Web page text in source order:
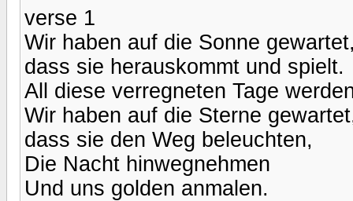
verse 1
Wir haben auf die Sonne
dass sie herauskommt und spielt.
All diese verregneten Tage
Wir haben auf die Sterne
dass sie den Weg beleuchten,
Die Nacht hinwegnehmen
Und uns golden anmalen.